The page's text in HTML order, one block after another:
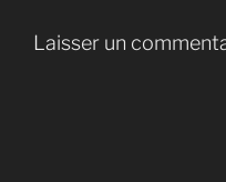
Laisser un